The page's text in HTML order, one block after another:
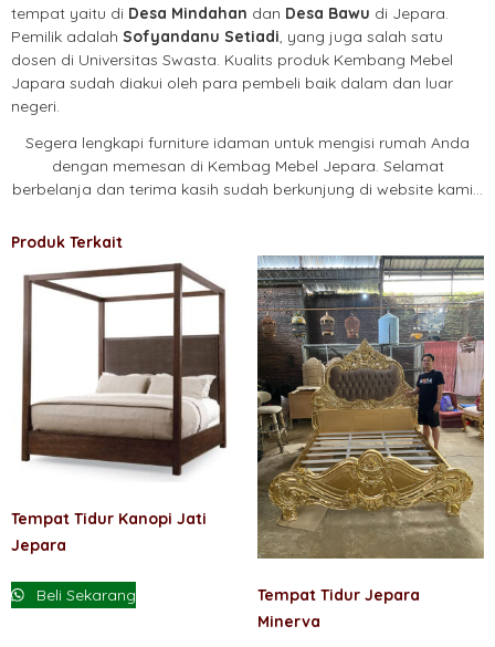
tempat yaitu di Desa Mindahan dan Desa Bawu di Jepara.
Pemilik adalah Sofyandanu Setiadi, yang juga salah satu
dosen di Universitas Swasta. Kualits produk Kembang Mebel
Japara sudah diakui oleh para pembeli baik dalam dan luar
negeri.
Segera lengkapi furniture idaman untuk mengisi rumah Anda
dengan memesan di Kembag Mebel Jepara. Selamat
berbelanja dan terima kasih sudah berkunjung di website kami…
Produk Terkait
Tempat Tidur Kanopi Jati
Jepara
Beli Sekarang
Tempat Tidur Jepara
Minerva